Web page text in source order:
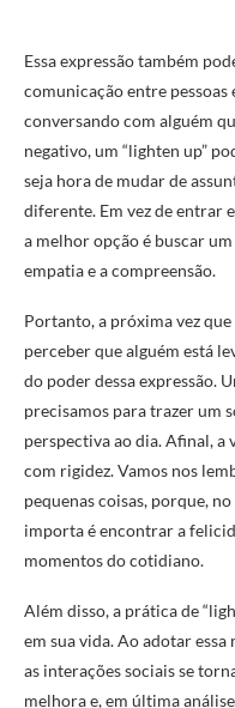
Essa expressão também
comunicação entre pessoas
conversando com alguém
negativo, um “lighten up”
seja hora de mudar de
diferente. Em vez de entrar
a melhor opção é buscar
empatia e a compreensão.
Portanto, a próxima vez
perceber que alguém está
do poder dessa expressão.
precisamos para trazer um
perspectiva ao dia. Afinal, a
com rigidez. Vamos nos
pequenas coisas, porque,
importa é encontrar a
momentos do cotidiano.
Além disso, a prática de
em sua vida. Ao adotar
as interações sociais se
melhora e, em última